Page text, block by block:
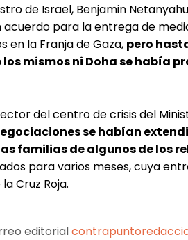
de Israel, Benjamin
para la entrega de
en la Franja de Gaza, pero
mismos ni Doha se había
del centro de crisis del
se habían
familias de algunos de los
para varios meses, cuya
Cruz Roja.
editorial